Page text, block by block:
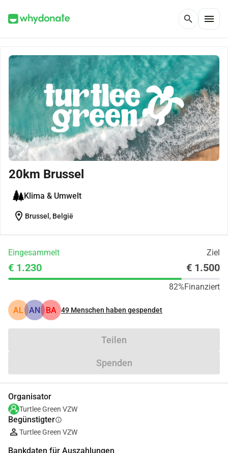
search menu
20km Brussel
Klima & Umwelt
location_on Brussel, België
Eingesammelt Ziel
€ 1.230 € 1.500
82%Finanziert
AL AN BA 49 Menschen haben gespendet
Teilen
Spenden
Organisator
Turtlee Green VZW
Begünstigterinfo
Turtlee Green VZW
Bankdaten für Auszahlungen